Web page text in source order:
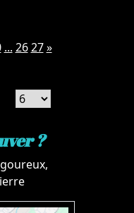
... 26 27 »
?